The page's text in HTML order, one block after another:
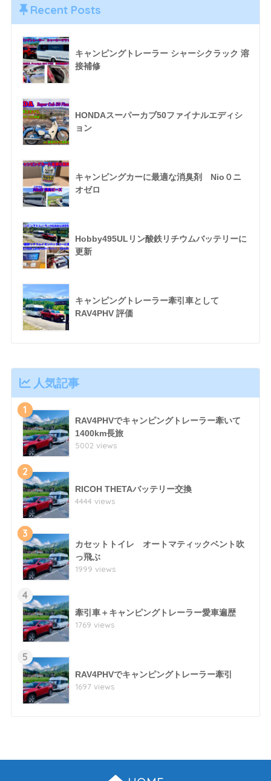
Recent Posts
キャンピングトレーラー シャーシクラック 溶
接補修
HONDAスーパーカブ50ファイナルエディシ
ョン
キャンピングカーに最適な消臭剤 Nio０ニ
オゼロ
Hobby495ULリン酸鉄リチウムバッテリーに
更新
キャンピングトレーラー牽引車として
RAV4PHV 評価
人気記事
1
RAV4PHVでキャンピングトレーラー牽いて
1400km長旅
5002 views
2
RICOH THETAバッテリー交換
4444 views
3
カセットトイレ オートマティックベント吹
っ飛ぶ
1999 views
4
牽引車＋キャンピングトレーラー愛車遍歴
1769 views
5
RAV4PHVでキャンピングトレーラー牽引
1697 views